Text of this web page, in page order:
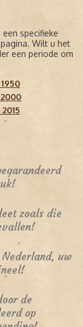
specifieke
Wilt u het
een periode om
2000
zoals die
uw
de
op